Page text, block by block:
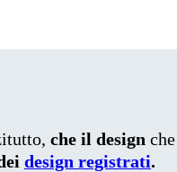
che il design
design registrati.